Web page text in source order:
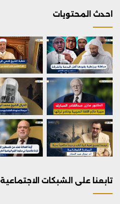
احدث المحتويات
تابعنا على الشبكات الاجتماعية